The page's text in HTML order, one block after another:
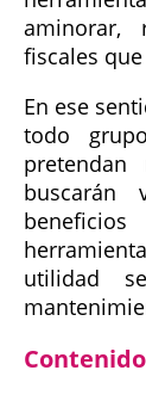
aminorar,
fiscales
En ese
todo
pretendan
buscarán
utilidad